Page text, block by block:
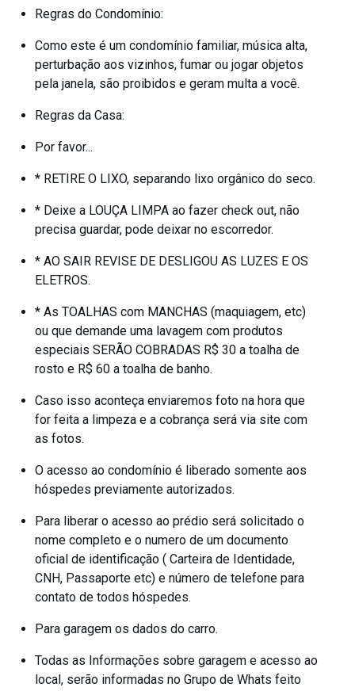
Regras do Condomínio:
Como este é um condomínio familiar, música alta,
perturbação aos vizinhos, fumar ou jogar objetos
pela janela, são proibidos e geram multa a você.
Regras da Casa:
Por favor...
* RETIRE O LIXO, separando lixo orgânico do seco.
* Deixe a LOUÇA LIMPA ao fazer check out, não
precisa guardar, pode deixar no escorredor.
* AO SAIR REVISE DE DESLIGOU AS LUZES E OS
ELETROS.
* As TOALHAS com MANCHAS (maquiagem, etc)
ou que demande uma lavagem com produtos
especiais SERÃO COBRADAS R$ 30 a toalha de
rosto e R$ 60 a toalha de banho.
Caso isso aconteça enviaremos foto na hora que
for feita a limpeza e a cobrança será via site com
as fotos.
O acesso ao condomínio é liberado somente aos
hóspedes previamente autorizados.
Para liberar o acesso ao prédio será solicitado o
nome completo e o numero de um documento
oficial de identificação ( Carteira de Identidade,
CNH, Passaporte etc) e número de telefone para
contato de todos hóspedes.
Para garagem os dados do carro.
Todas as Informações sobre garagem e acesso ao
local, serão informadas no Grupo de Whats feito